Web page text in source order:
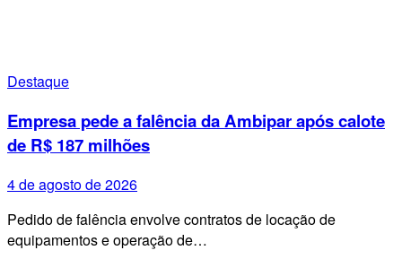
Destaque
Empresa pede a falência da Ambipar após calote
de R$ 187 milhões
4 de agosto de 2026
Pedido de falência envolve contratos de locação de
equipamentos e operação de…